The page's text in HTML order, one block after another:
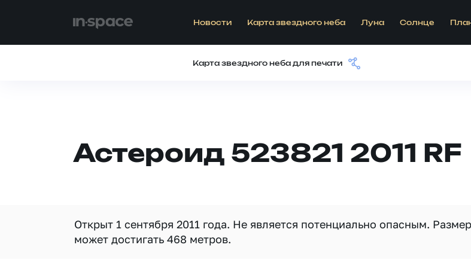
Новости Карта звездного неба Луна Солнце
Карта звездного неба для печати
Астероид 523821 2011 RF
Открыт 1 сентября 2011 года. Не является потенциально опасным.
может достигать 468 метров.